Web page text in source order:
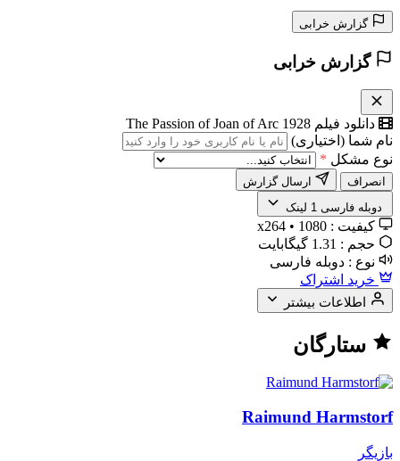
گزارش خرابی
گزارش خرابی
دانلود فیلم The Passion of Joan of Arc 1928
نام شما (اختیاری)
نوع مشکل *
انصراف
️ دوبله فارسی 1 لینک
کیفیت : 1080 • x264
حجم : 1.31 گیگابایت
نوع : دوبله فارسی
خرید اشتراک
اطلاعات بیشتر
ستارگان
Raimund Harmstorf
بازیگر